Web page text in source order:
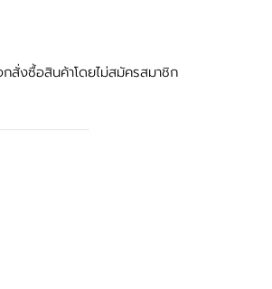
สั่งซื้อสินค้าโดยไม่สมัครสมาชิก